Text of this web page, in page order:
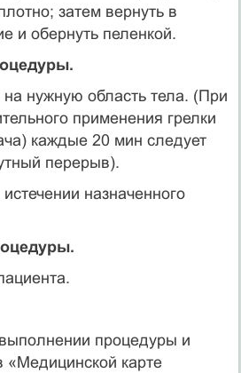
затем вернуть в
и обернуть пеленкой.
нужную область тела. (При
применения грелки
каждые 20 мин следует
перерыв).
назначенного
процедуры и
«Медицинской карте